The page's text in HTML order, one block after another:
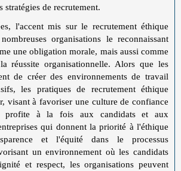
stratégies de recrutement.
l'accent mis sur le recrutement éthique
organisations le reconnaissant
une obligation morale, mais aussi comme
réussite organisationnelle. Alors que les
de créer des environnements de travail
les pratiques de recrutement éthique
visant à favoriser une culture de confiance
profite à la fois aux candidats et aux
qui donnent la priorité à l'éthique
et l'équité dans le processus
un environnement où les candidats
et respect, les organisations peuvent